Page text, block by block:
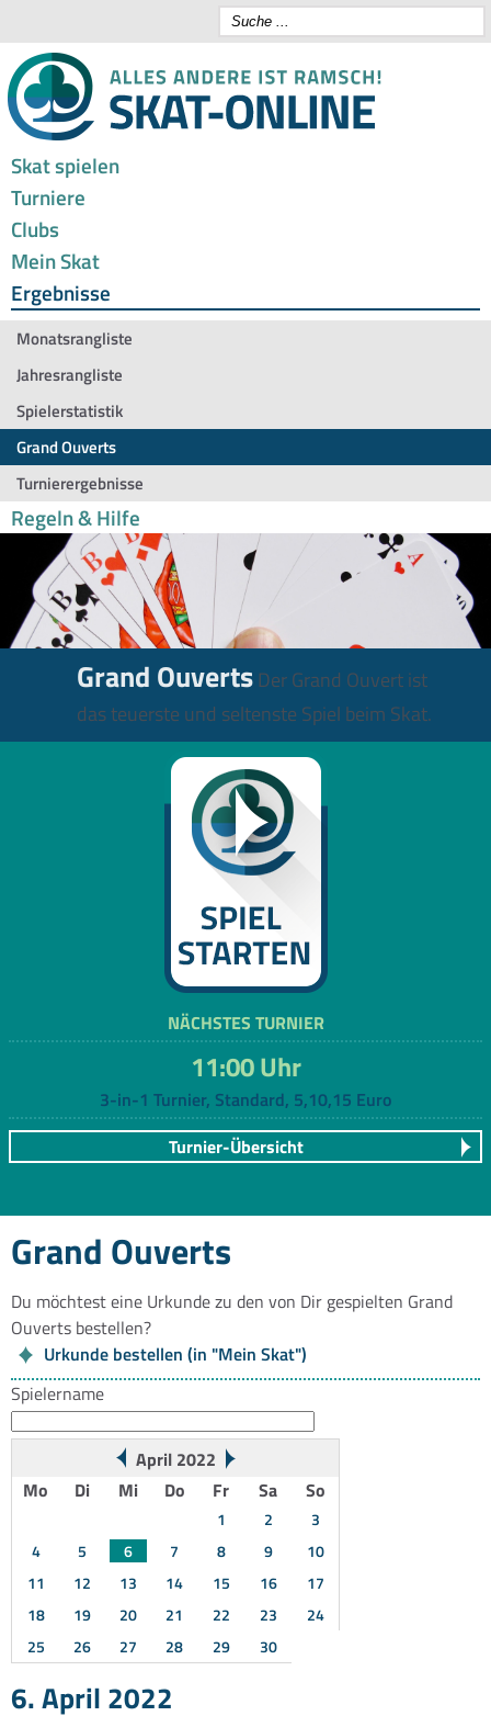
Skat spielen
Turniere
Clubs
Mein Skat
Ergebnisse
Monatsrangliste
Jahresrangliste
Spielerstatistik
Grand Ouverts
Turnierergebnisse
Regeln & Hilfe
Grand OuvertsDer Grand Ouvert ist
das teuerste und seltenste Spiel beim Skat.
NÄCHSTES TURNIER
11:00 Uhr
3-in-1 Turnier, Standard, 5,10,15 Euro
Turnier-Übersicht
Grand Ouverts
Du möchtest eine Urkunde zu den von Dir gespielten Grand
Ouverts bestellen?
Urkunde bestellen (in "Mein Skat")
Spielername
April 2022
Mo
Di Mi Do Fr Sa So
1 2
3
4
5 6 7 8 9
10
11
12 13 14 15 16
17
18
19 20 21 22 23
24
25
26 27 28 29 30
6. April 2022